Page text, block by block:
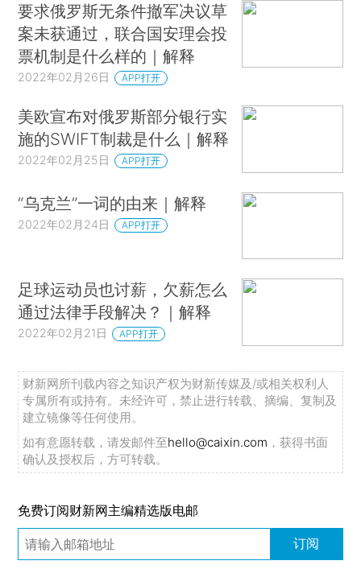
要求俄罗斯无条件撤军决议草
案未获通过，联合国安理会投
票机制是什么样的｜解释
2022年02月26日 APP打开
美欧宣布对俄罗斯部分银行实
施的SWIFT制裁是什么｜解释
2022年02月25日 APP打开
“乌克兰”一词的由来｜解释
2022年02月24日 APP打开
足球运动员也讨薪，欠薪怎么
通过法律手段解决？｜解释
2022年02月21日 APP打开
财新网所刊载内容之知识产权为财新传媒及/或相关权利人
专属所有或持有。未经许可，禁止进行转载、摘编、复制及
建立镜像等任何使用。
如有意愿转载，请发邮件至hello@caixin.com ，获得书面
确认及授权后，方可转载。
免费订阅财新网主编精选版电邮
订阅